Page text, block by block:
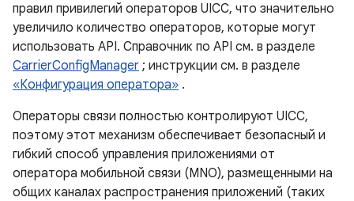
правил привилегий операторов UICC, что значительно
увеличило количество операторов, которые могут
использовать API. Справочник по API см. в разделе
CarrierConfigManager ; инструкции см. в разделе
«Конфигурация оператора» .
Операторы связи полностью контролируют UICC,
поэтому этот механизм обеспечивает безопасный и
гибкий способ управления приложениями от
оператора мобильной связи (MNO), размещенными на
общих каналах распространения приложений (таких